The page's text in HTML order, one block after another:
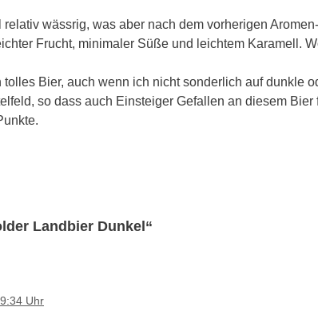
relativ wässrig, was aber nach dem vorherigen
Frucht, minimaler Süße und leichtem Karamell.
tolles Bier, auch wenn ich nicht sonderlich auf
so dass auch Einsteiger Gefallen an diesem
Landbier Dunkel“
Uhr